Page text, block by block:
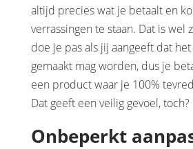
altijd precies wat je betaalt en
verrassingen te staan. Dat is wel
doe je pas als jij aangeeft dat
gemaakt mag worden, dus je
een product waar je 100%
Dat geeft een veilig gevoel, toch?
Onbeperkt